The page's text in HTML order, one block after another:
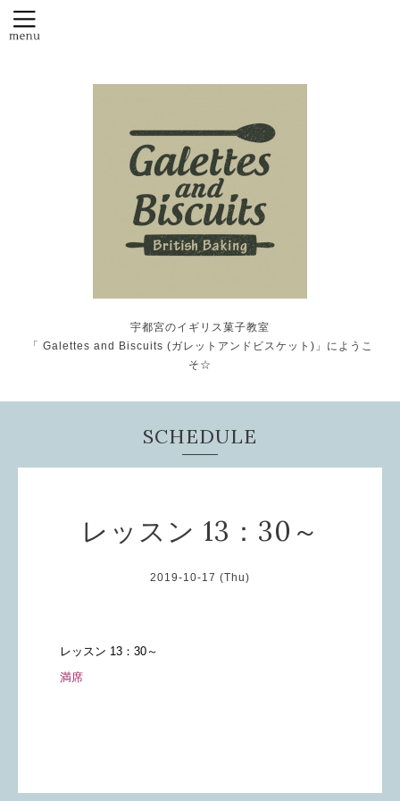
宇都宮のイギリス菓子教室
「 Galettes and Biscuits (ガレットアンドビスケット)」にようこ
そ☆
SCHEDULE
レッスン 13：30～
2019-10-17 (Thu)
レッスン 13：30～
満席